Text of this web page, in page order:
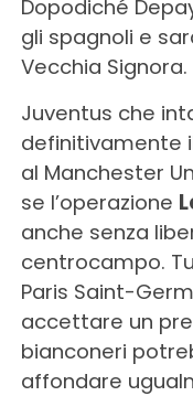
Dopodiché
gli spagnoli e
Vecchia Signora.
Juventus che
definitivamente
al Manchester
se l’operazione
anche senza
centrocampo.
Paris Saint-
accettare un
bianconeri
affondare